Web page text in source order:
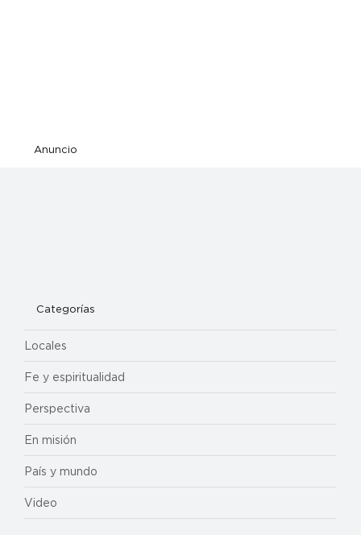
Anuncio
Categorías
Locales
Fe y espiritualidad
Perspectiva
En misión
País y mundo
Video